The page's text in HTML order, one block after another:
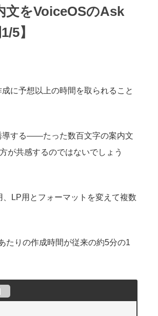
文をVoiceOSのAsk
5】
に予想以上の時間を取られること
導する——たった数百文字の案内文
が共感するのではないでしょう
LP用とフォーマットを変えて複数
たりの作成時間が従来の約5分の1